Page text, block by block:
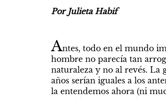
Por Julieta Habif
Antes, todo en el mundo
hombre no parecía tan
naturaleza y no al revés. La
años serían iguales a los
la entendemos ahora (ni